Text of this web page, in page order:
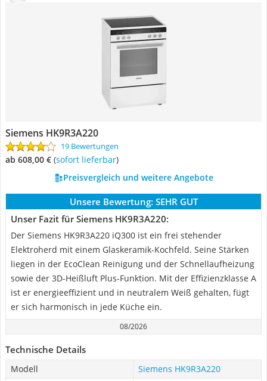
Siemens HK9R3A220
19 Bewertungen
ab 608,00 € ( Sofort lieferbar)
Preisvergleich und weitere Angebote
Unsere Bewertung: SEHR GUT
Unser Fazit für Siemens HK9R3A220:
Der Siemens HK9R3A220 iQ300 ist ein frei stehender
Elektroherd mit einem Glaskeramik-Kochfeld. Seine Stärken
liegen in der EcoClean Reinigung und der Schnellaufheizung
sowie der 3D-Heißluft Plus-Funktion. Mit der Effizienzklasse A
ist er energieeffizient und in neutralem Weiß gehalten, fügt
er sich harmonisch in jede Küche ein.
08/2026
Technische Details
Modell
Siemens HK9R3A220